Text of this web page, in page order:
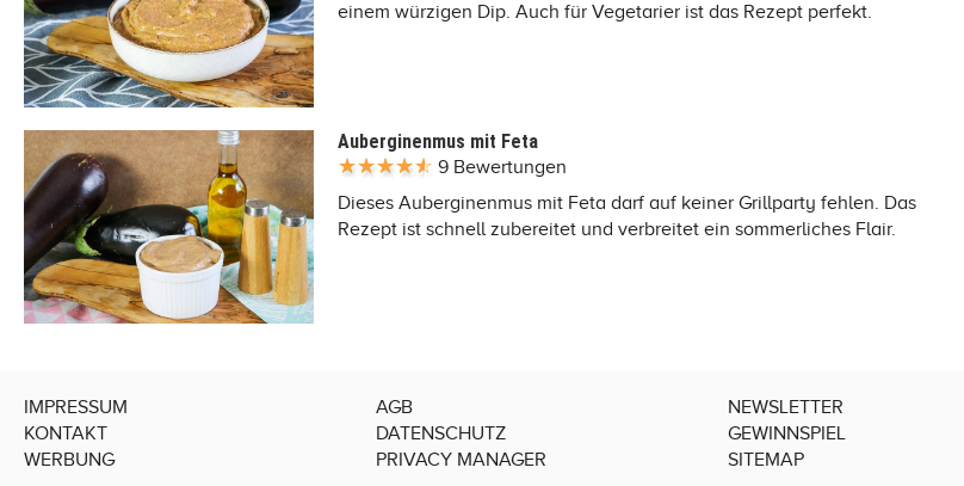
einem würzigen Dip. Auch für Vegetarier ist das Rezept perfekt.
Auberginenmus mit Feta
9 Bewertungen
Dieses Auberginenmus mit Feta darf auf keiner Grillparty fehlen. Das
Rezept ist schnell zubereitet und verbreitet ein sommerliches Flair.
IMPRESSUM
KONTAKT
WERBUNG
AGB
DATENSCHUTZ
PRIVACY MANAGER
NEWSLETTER
GEWINNSPIEL
SITEMAP